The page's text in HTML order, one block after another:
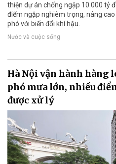
thiện dự án chống ngập 10.000 tỷ
điểm ngập nghiêm trọng, nâng
phó với biến đổi khí hậu.
Nước và cuộc sống
Hà Nội vận hành hàng
phó mưa lớn, nhiều
được xử lý